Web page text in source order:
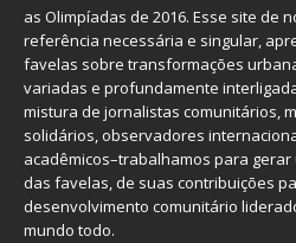
as Olimpíadas de 2016. Esse site de
referência necessária e singular,
favelas sobre transformações
variadas e profundamente
mistura de jornalistas comunitários,
solidários, observadores
acadêmicos–trabalhamos para gerar
das favelas, de suas contribuições
desenvolvimento comunitário
mundo todo.